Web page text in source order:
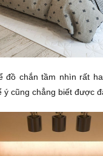
đồ chắn tầm nhìn rất
cũng chẳng biết được